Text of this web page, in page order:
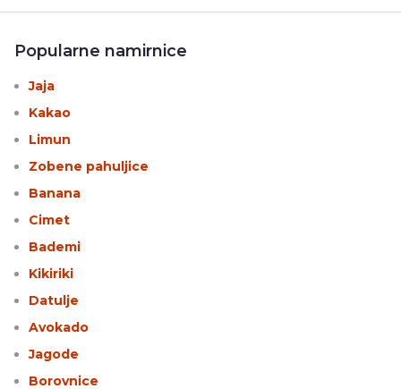
Popularne namirnice
Jaja
Kakao
Limun
Zobene pahuljice
Banana
Cimet
Bademi
Kikiriki
Datulje
Avokado
Jagode
Borovnice